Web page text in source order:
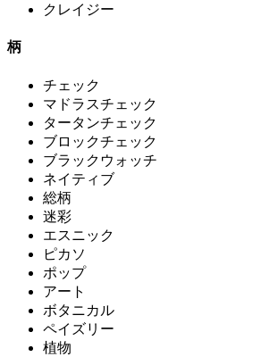
クレイジー
柄
チェック
マドラスチェック
タータンチェック
ブロックチェック
ブラックウォッチ
ネイティブ
総柄
迷彩
エスニック
ピカソ
ポップ
アート
ボタニカル
ペイズリー
植物